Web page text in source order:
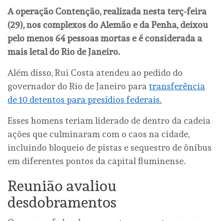
A operação Contenção, realizada nesta terç-feira
(29), nos complexos do Alemão e da Penha, deixou
pelo menos 64 pessoas mortas e é considerada a
mais letal do Rio de Janeiro.
Além disso, Rui Costa atendeu ao pedido do
governador do Rio de Janeiro para transferência
de 10 detentos para presídios federais.
Esses homens teriam liderado de dentro da cadeia
ações que culminaram com o caos na cidade,
incluindo bloqueio de pistas e sequestro de ônibus
em diferentes pontos da capital fluminense.
Reunião avaliou
desdobramentos